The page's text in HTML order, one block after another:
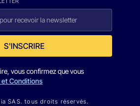
S'INSCRIRE
vous confirmez que vous
et Conditions
SAS. tous droits réservés.